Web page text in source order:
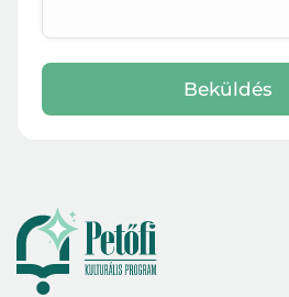
Beküldés